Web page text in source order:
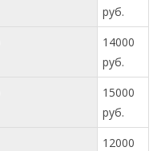
руб.
14000
руб.
15000
руб.
12000